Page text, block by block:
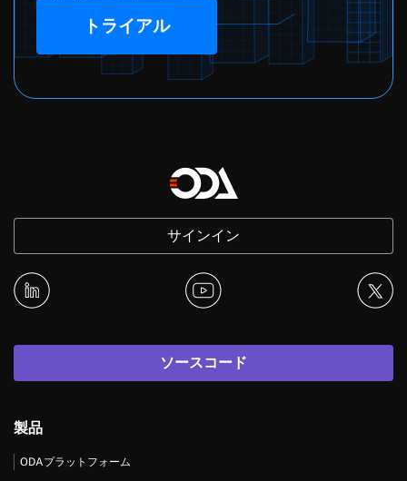
トライアル
サインイン
ソースコード
製品
ODAプラットフォーム